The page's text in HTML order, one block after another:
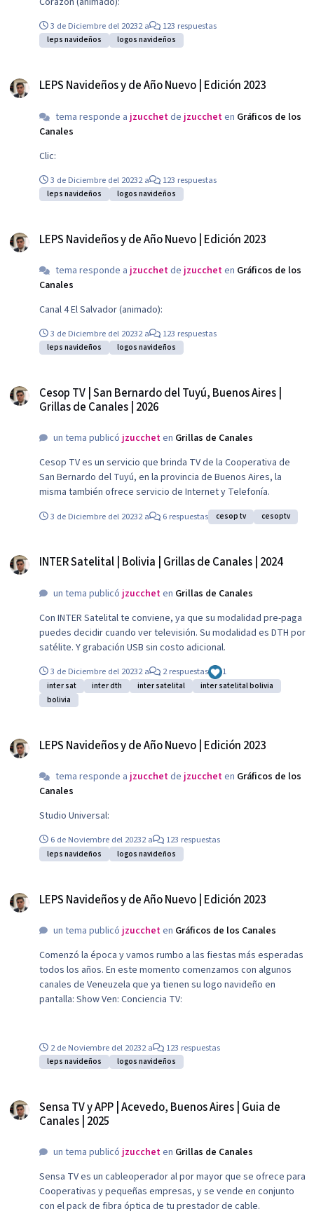
3 de Diciembre del 20232 a 123 respuestas
leps navideños logos navideños
LEPS Navideños y de Año Nuevo | Edición 2023
tema responde a jzucchetde jzuccheten Gráficos de los
Canales
Clic:
3 de Diciembre del 20232 a 123 respuestas
leps navideños logos navideños
LEPS Navideños y de Año Nuevo | Edición 2023
tema responde a jzucchetde jzuccheten Gráficos de los
Canales
Canal 4 El Salvador (animado):
3 de Diciembre del 20232 a 123 respuestas
leps navideños logos navideños
Cesop TV | San Bernardo del Tuyú, Buenos Aires |
Grillas de Canales | 2026
un tema publicójzuccheten Grillas de Canales
Cesop TV es un servicio que brinda TV de la Cooperativa de
San Bernardo del Tuyú, en la provincia de Buenos Aires, la
misma también ofrece servicio de Internet y Telefonía.
3 de Diciembre del 20232 a 6 respuestas cesop tv cesoptv
INTER Satelital | Bolivia | Grillas de Canales | 2024
un tema publicó jzuccheten Grillas de Canales
Con INTER Satelital te conviene, ya que su modalidad pre-paga
puedes decidir cuando ver televisión. Su modalidad es DTH por
satélite. Y grabación USB sin costo adicional.
3 de Diciembre del 20232 a 2 respuestas 1
inter sat inter dth inter satelital
inter satelital bolivia
bolivia
LEPS Navideños y de Año Nuevo | Edición 2023
tema responde ajzucchetdejzuccheten Gráficos de los
Canales
Studio Universal:
6 de Noviembre del 20232 a 123 respuestas
leps navideños logos navideños
LEPS Navideños y de Año Nuevo | Edición 2023
un tema publicó jzuccheten Gráficos de los Canales
Comenzó la época y vamos rumbo a las fiestas más esperadas
todos los años. En este momento comenzamos con algunos
canales de Veneuzela que ya tienen su logo navideño en
pantalla: Show Ven: Conciencia TV:
2 de Noviembre del 20232 a 123 respuestas
leps navideños logos navideños
Sensa TV y APP | Acevedo, Buenos Aires | Guia de
Canales | 2025
un tema publicójzuccheten Grillas de Canales
Sensa TV es un cableoperador al por mayor que se ofrece para
Cooperativas y pequeñas empresas, y se vende en conjunto
con el pack de fibra óptica de tu prestador de cable.